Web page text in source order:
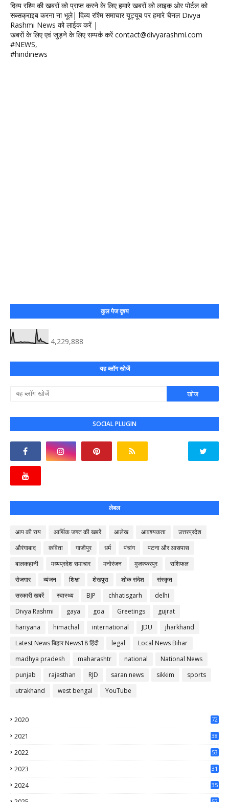
दिव्य रश्मि की खबरों को प्राप्त करने के लिए हमारे खबरों को लाइक ओर पोर्टल को
सब्सक्राइब करना ना भूले| दिव्य रश्मि समाचार यूट्यूब पर हमारे चैनल Divya
Rashmi News को लाईक करें |
खबरों के लिए एवं जुड़ने के लिए सम्पर्क करें contact@divyarashmi.com
#NEWS,
#hindinews
कुल पेज दृश्य
4,229,888
यह ब्लॉग खोजें
SOCIAL PLUGIN
लेबल
आप की राय आर्थिक जगत की खबरें आलेख आवश्यकता
उत्तरप्रदेश
औरंगाबाद
कविता गाजीपुर धर्म पंचांग
पटना और आसपास
बालकहानी
मध्यप्रदेश समाचार मनोरंजन मुजफ्फरपुर
राशिफल
रोजगार
व्यंजन शिक्षा शेखपुरा शोक संदेश
संस्कृत
सरकारी खबरें
स्वास्थ्य BJP chhatisgarh
delhi
Divya Rashmi
gaya goa Greetings
gujrat
hariyana
himachal international JDU
jharkhand
Latest News बिहार News18 हिंदी
legal
Local News Bihar
madhya pradesh
maharashtr national
National News
punjab
rajasthan RJD saran news sikkim
sports
utrakhand
west bengal YouTube
2020
72
2021
38
2022
53
2023
31
2024
35